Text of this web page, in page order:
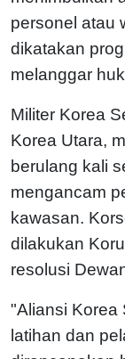
personel atau
dikatakan
melanggar
Militer Korea
Korea Utara,
berulang kali
mengancam
kawasan.
dilakukan
resolusi
"Aliansi Korea
latihan dan